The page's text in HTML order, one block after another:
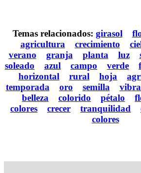
Temas relacionados: girasol
agricultura
crecimiento
verano
granja planta luz
soleado
azul campo verde
horizontal
rural hoja
temporada
oro semilla
belleza
colorido pétalo
colores
crecer tranquilidad
colores